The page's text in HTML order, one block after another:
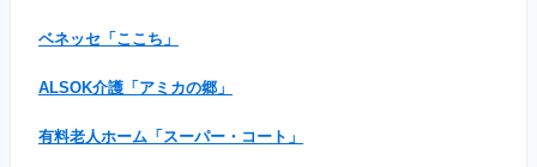
ベネッセ「ここち」
ALSOK介護「アミカの郷」
有料老人ホーム「スーパー・コート」